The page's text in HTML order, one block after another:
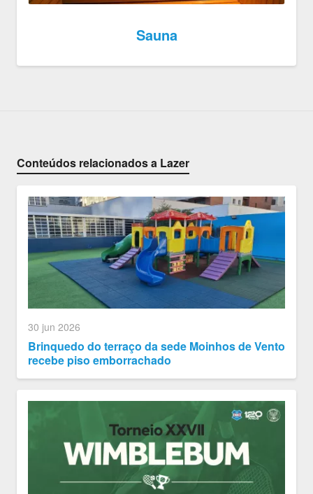
Sauna
Conteúdos relacionados a Lazer
30 jun 2026
Brinquedo do terraço da sede Moinhos de Vento
recebe piso emborrachado